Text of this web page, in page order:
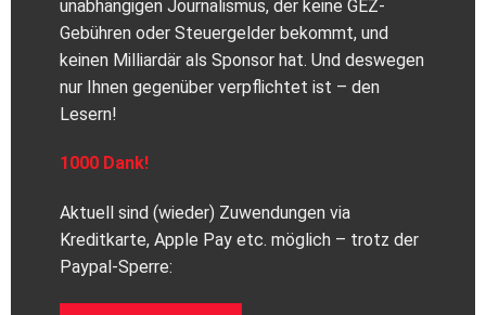
unabhängigen Journalismus, der keine GEZ-
Gebühren oder Steuergelder bekommt, und
keinen Milliardär als Sponsor hat. Und deswegen
nur Ihnen gegenüber verpflichtet ist – den
Lesern!
1000 Dank!
Aktuell sind (wieder) Zuwendungen via
Kreditkarte, Apple Pay etc. möglich – trotz der
Paypal-Sperre: